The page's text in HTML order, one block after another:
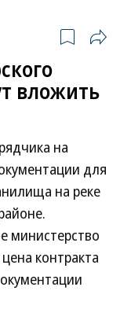
вложить
на
для
на реке
министерство
контракта